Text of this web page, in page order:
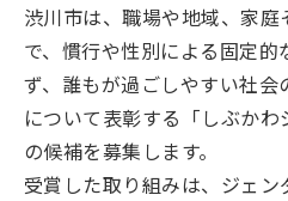
渋川市は、職場や地域、家
で、慣行や性別による固定
ず、誰もが過ごしやすい社
について表彰する「しぶかわ
の候補を募集します。
受賞した取り組みは、ジェ